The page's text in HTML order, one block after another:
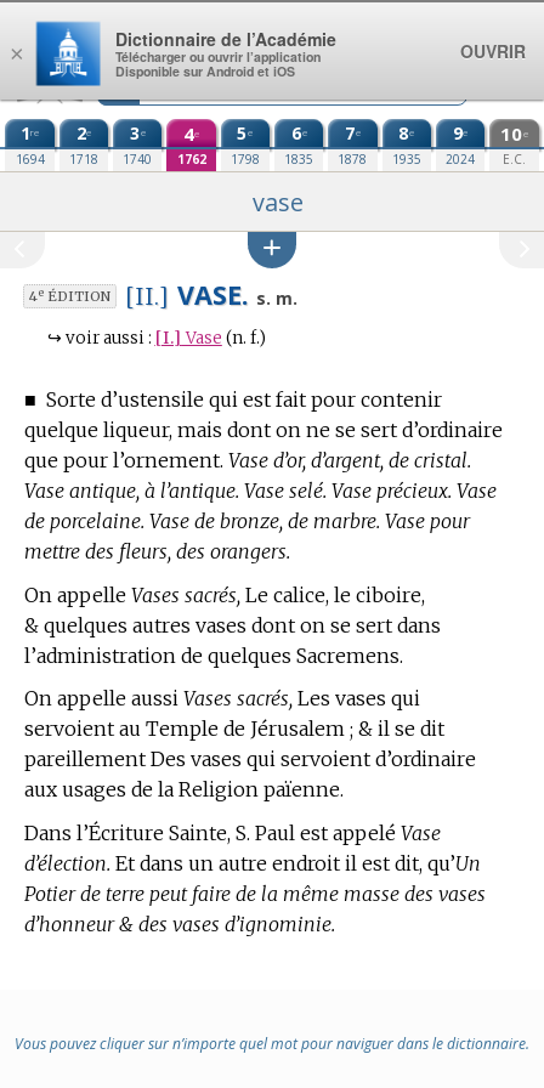
Aller au contenu
1re
1694
2e
1718
3e
1740
4e
1762
5e
1798
6e
1835
7e
1878
8e
1935
9e
2024
10e
E.C.
vase
4eÉDITION [II.] VASE. s. m.
↪ voir aussi : [I.] Vase (n. f.)
■ Sorte d’ustensile qui est fait pour contenir
quelque liqueur, mais dont on ne se sert d’ordinaire
que pour l’ornement. Vase d’or, d’argent, de cristal.
Vase antique, à l’antique. Vase selé. Vase précieux. Vase
de porcelaine. Vase de bronze, de marbre. Vase pour
mettre des fleurs, des orangers.
On appelle Vases sacrés, Le calice, le ciboire,
& quelques autres vases dont on se sert dans
l’administration de quelques Sacremens.
On appelle aussi Vases sacrés, Les vases qui
servoient au Temple de Jérusalem ; & il se dit
pareillement Des vases qui servoient d’ordinaire
aux usages de la Religion païenne.
Dans l’Écriture Sainte, S. Paul est appelé Vase
d’élection. Et dans un autre endroit il est dit, qu’Un
Potier de terre peut faire de la même masse des vases
d’honneur & des vases d’ignominie.
Vous pouvez cliquer sur n’importe quel mot pour naviguer dans le dictionnaire.
×
Dictionnaire de l’Académie
Télécharger ou ouvrir l’application
Disponible sur Android et iOS
OUVRIR